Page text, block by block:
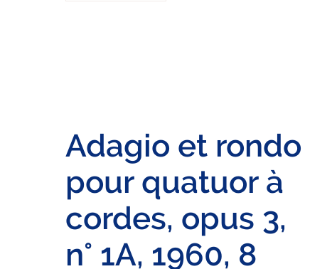
Adagio et rondo
pour quatuor à
cordes, opus 3,
n° 1A, 1960, 8